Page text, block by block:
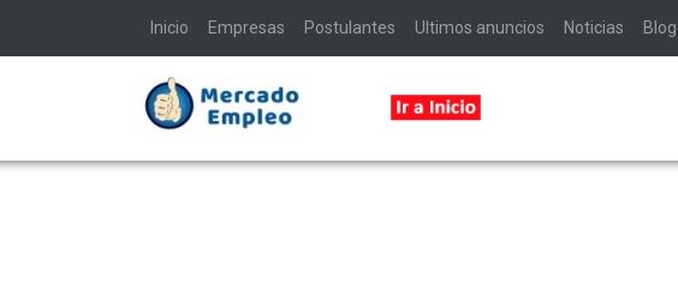
Inicio Empresas Postulantes Ultimos anuncios Noticias Blog